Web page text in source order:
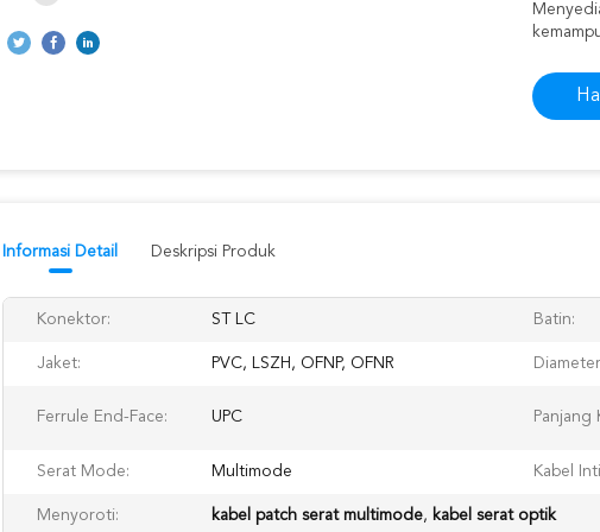
Informasi Detail Deskripsi Produk
Konektor: ST LC Batin:
Jaket: PVC, LSZH, OFNP, OFNR
Ferrule End-Face: UPC Panjang
Serat Mode: Multimode Kabel
Menyoroti: kabel patch serat multimode, kabel serat optik